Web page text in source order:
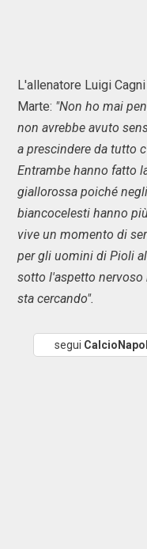
L'allenatore Luigi
Marte: "Non ho mai
non avrebbe avuto
a prescindere da tutto
Entrambe hanno fatto
giallorossa poiché
biancocelesti hanno
vive un momento di
per gli uomini di Pioli
sotto l'aspetto
sta cercando".
segui